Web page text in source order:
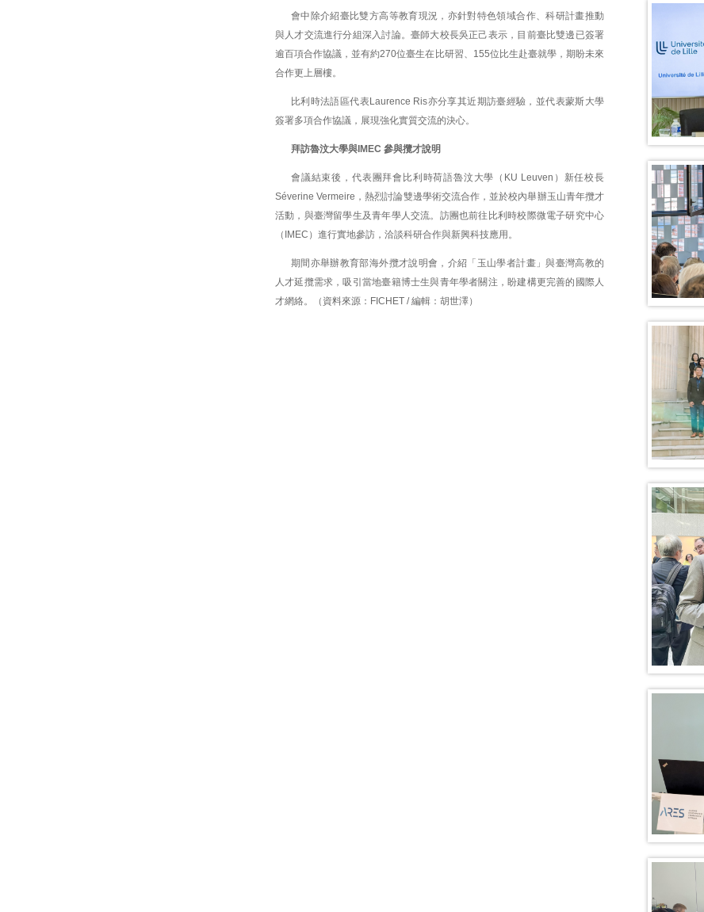
會中除介紹臺比雙方高等教育現況，亦針對特色領域合作、科研計畫推動
與人才交流進行分組深入討論。臺師大校長吳正己表示，目前臺比雙邊已簽署
逾百項合作協議，並有約270位臺生在比研習、155位比生赴臺就學，期盼未來
合作更上層樓。
比利時法語區代表Laurence Ris亦分享其近期訪臺經驗，並代表蒙斯大學
簽署多項合作協議，展現強化實質交流的決心。
拜訪魯汶大學與IMEC 參與攬才說明
會議結束後，代表團拜會比利時荷語魯汶大學（KU Leuven）新任校長
Séverine Vermeire，熱烈討論雙邊學術交流合作，並於校內舉辦玉山青年攬才
活動，與臺灣留學生及青年學人交流。訪團也前往比利時校際微電子研究中心
（IMEC）進行實地參訪，洽談科研合作與新興科技應用。
期間亦舉辦教育部海外攬才說明會，介紹「玉山學者計畫」與臺灣高教的
人才延攬需求，吸引當地臺籍博士生與青年學者關注，盼建構更完善的國際人
才網絡。（資料來源：FICHET / 編輯：胡世澤）